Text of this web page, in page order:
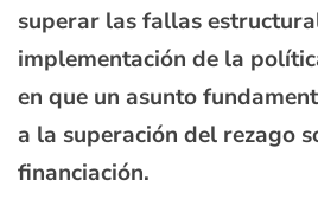
superar las fallas
implementación de la
en que un asunto
a la superación del rezago
financiación.